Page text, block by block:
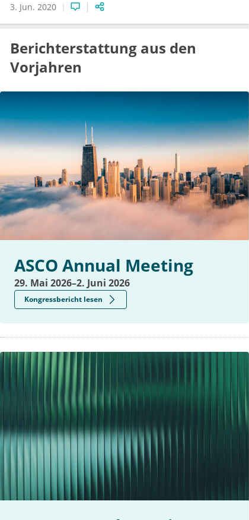
3. Jun. 2020
Berichterstattung aus den
Vorjahren
ASCO Annual Meeting
29. Mai 2026–2. Juni 2026
Kongressbericht lesen